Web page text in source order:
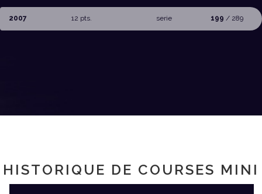
2007 12 pts. serie 199 / 289
HISTORIQUE DE COURSES MINI